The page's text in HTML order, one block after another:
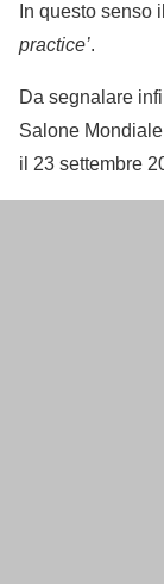
In questo senso
practice’.
Da segnalare
Salone
il 23 settembre